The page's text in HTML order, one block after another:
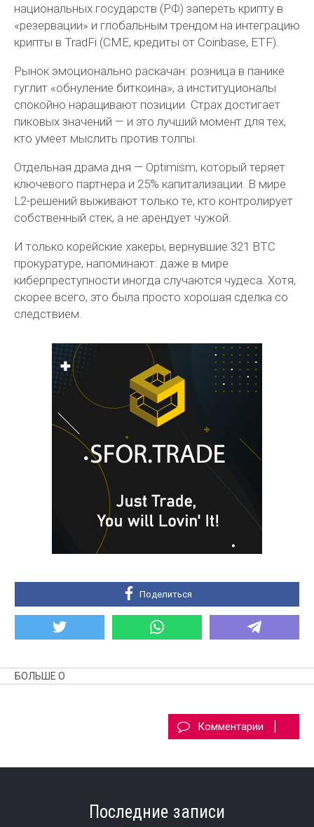
национальных государств (РФ) запереть крипту в
«резервации» и глобальным трендом на интеграцию
крипты в TradFi (CME, кредиты от Coinbase, ETF).
Рынок эмоционально раскачан: розница в панике
гуглит «обнуление биткоина», а институционалы
спокойно наращивают позиции. Страх достигает
пиковых значений — и это лучший момент для тех,
кто умеет мыслить против толпы.
Отдельная драма дня — Optimism, который теряет
ключевого партнера и 25% капитализации. В мире
L2-решений выживают только те, кто контролирует
собственный стек, а не арендует чужой.
И только корейские хакеры, вернувшие 321 BTC
прокуратуре, напоминают: даже в мире
киберпреступности иногда случаются чудеса. Хотя,
скорее всего, это была просто хорошая сделка со
следствием.
Поделиться
БОЛЬШЕ О
Комментарии
Последние записи